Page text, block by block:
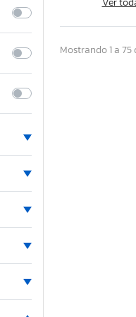
Mostrando 1 a 75